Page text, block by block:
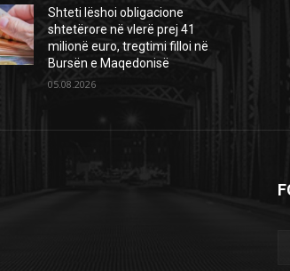
Shteti lëshoi obligacione
shtetërore në vlerë prej 41
milionë euro, tregtimi filloi në
Bursën e Maqedonisë
05.08.2026